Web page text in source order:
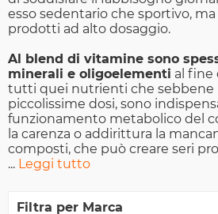
esso sedentario che sportivo,
prodotti ad alto dosaggio.
Al blend di vitamine sono
minerali e oligoelementi al fine
tutti quei nutrienti che sebbene
piccolissime dosi, sono
funzionamento metabolico del
la carenza o addirittura la
composti, che può creare seri
... Leggi tutto
Filtra per Marca